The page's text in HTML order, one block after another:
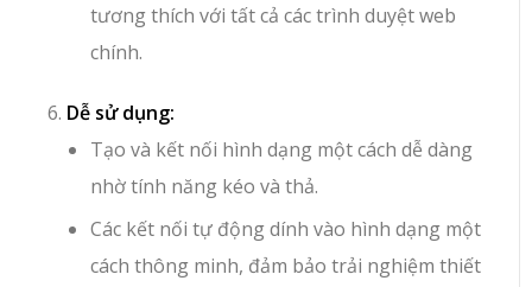
tương thích với tất cả các trình duyệt web
chính.
Dễ sử dụng:
Tạo và kết nối hình dạng một cách dễ dàng
nhờ tính năng kéo và thả.
Các kết nối tự động dính vào hình dạng một
cách thông minh, đảm bảo trải nghiệm thiết